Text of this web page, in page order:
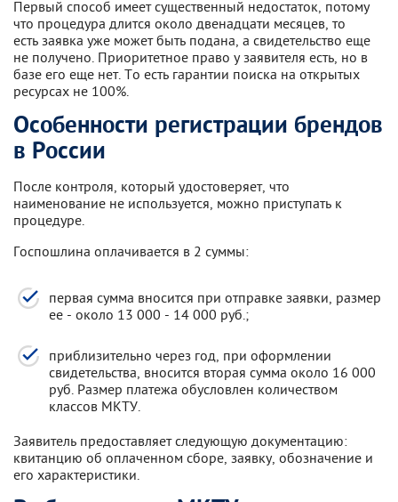
Первый способ имеет существенный недостаток, потому
что процедура длится около двенадцати месяцев, то
есть заявка уже может быть подана, а свидетельство еще
не получено. Приоритетное право у заявителя есть, но в
базе его еще нет. То есть гарантии поиска на открытых
ресурсах не 100%.
Особенности регистрации брендов
в России
После контроля, который удостоверяет, что
наименование не используется, можно приступать к
процедуре.
Госпошлина оплачивается в 2 суммы:
первая сумма вносится при отправке заявки, размер
ее - около 13 000 - 14 000 руб.;
приблизительно через год, при оформлении
свидетельства, вносится вторая сумма около 16 000
руб. Размер платежа обусловлен количеством
классов МКТУ.
Заявитель предоставляет следующую документацию:
квитанцию об оплаченном сборе, заявку, обозначение и
его характеристики.